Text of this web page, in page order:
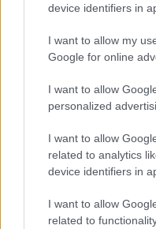
device identifiers in
I want to allow my
Google for online
I want to allow
personalized
I want to allow
related to analytics
device identifiers in
I want to allow
related to
‘Ελληνικό
τα εξωτερικά
ΑΡΙΘ. 2 και της
και εμφανίζονται
επικαλύπτονται
ΑΟΖ και της
Θάλασσα.